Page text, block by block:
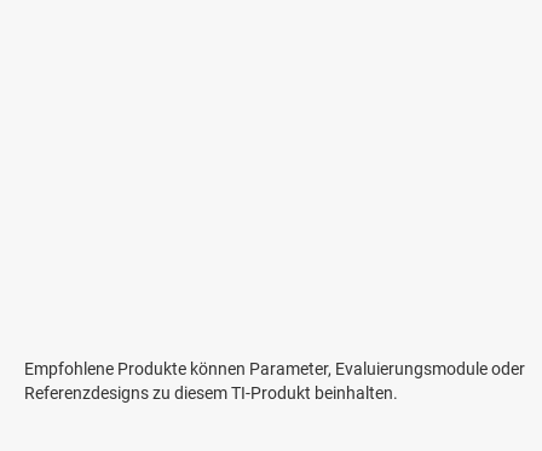
Empfohlene Produkte können Parameter, Evaluierungsmodule oder
Referenzdesigns zu diesem TI-Produkt beinhalten.